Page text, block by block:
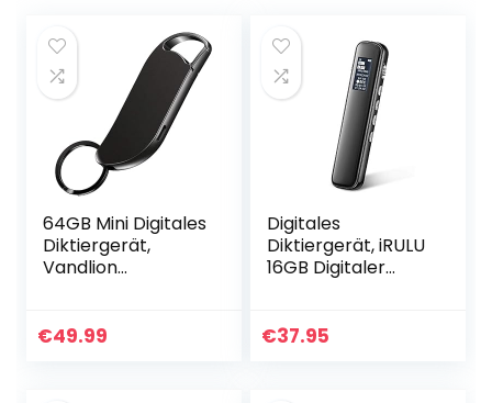
64GB Mini Digitales
Diktiergerät,
Vandlion
Activated, Voice
€49.99
Digitales
Diktiergerät, iRULU
16GB Digitaler
Rauschunterdrück
€37.95